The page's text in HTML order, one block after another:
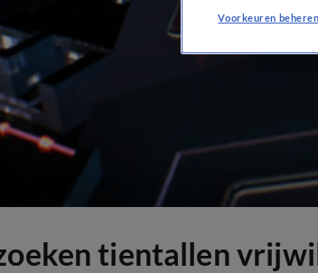
tientallen
Voorkeuren beheren